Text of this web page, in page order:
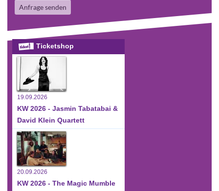
Anfrage senden
Ticketshop
19.09.2026
KW 2026 - Jasmin Tabatabai &
David Klein Quartett
20.09.2026
KW 2026 - The Magic Mumble